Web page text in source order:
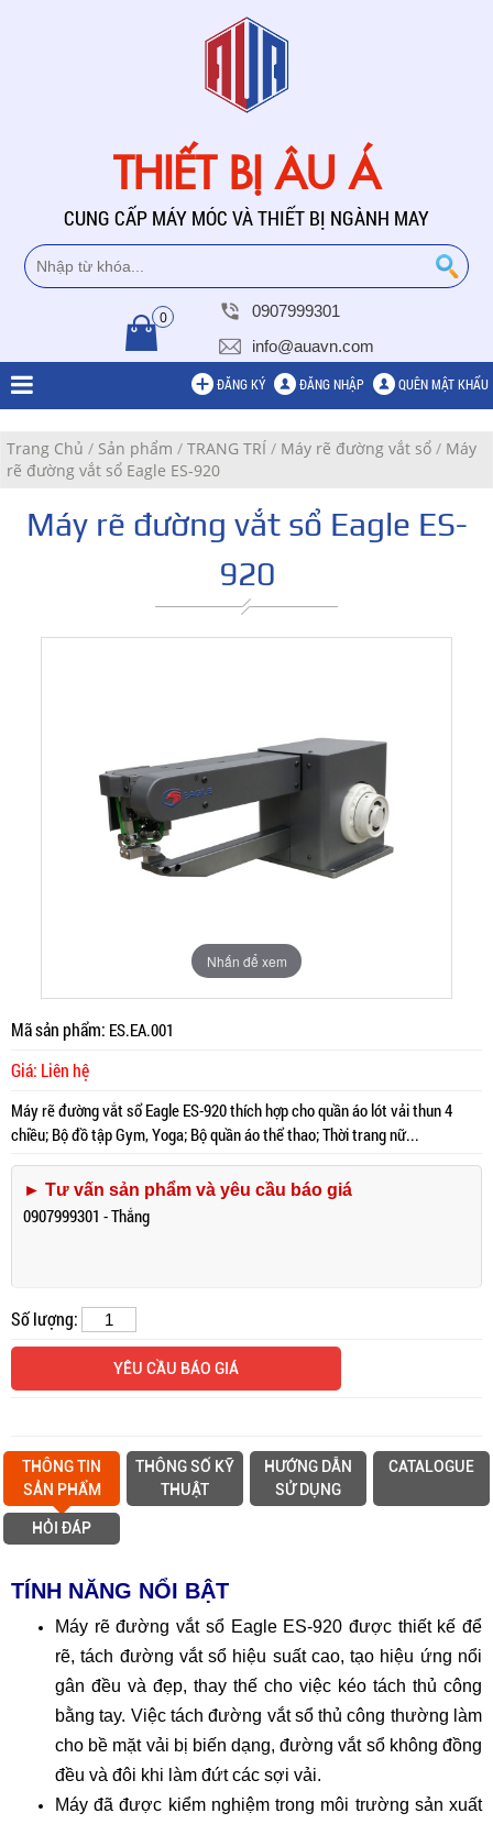
THIẾT BỊ ÂU Á
CUNG CẤP MÁY MÓC VÀ THIẾT BỊ NGÀNH MAY
0
0907999301
info@auavn.com
ĐĂNG KÝ ĐĂNG NHẬP QUÊN MẬT KHẨU
Trang Chủ / Sản phẩm / TRANG TRÍ / Máy rẽ đường vắt sổ / Máy
rẽ đường vắt sổ Eagle ES-920
Máy rẽ đường vắt sổ Eagle ES-
920
Nhấn để xem
Mã sản phẩm: ES.EA.001
Giá: Liên hệ
Máy rẽ đường vắt sổ Eagle ES-920 thích hợp cho quần áo lót vải thun 4
chiều; Bộ đồ tập Gym, Yoga; Bộ quần áo thể thao; Thời trang nữ...
► Tư vấn sản phẩm và yêu cầu báo giá
0907999301 - Thắng
Số lượng:
YÊU CẦU BÁO GIÁ
THÔNG TIN
SẢN PHẨM
THÔNG SỐ KỸ
THUẬT
HƯỚNG DẪN
SỬ DỤNG
CATALOGUE
HỎI ĐÁP
TÍNH NĂNG NỔI BẬT
Máy rẽ đường vắt sổ Eagle ES-920 được thiết kế để
rẽ, tách đường vắt sổ hiệu suất cao, tạo hiệu ứng nổi
gân đều và đẹp, thay thế cho việc kéo tách thủ công
bằng tay. Việc tách đường vắt sổ thủ công thường làm
cho bề mặt vải bị biến dạng, đường vắt sổ không đồng
đều và đôi khi làm đứt các sợi vải.
Máy đã được kiểm nghiệm trong môi trường sản xuất